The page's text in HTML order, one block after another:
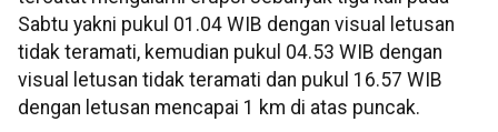
Sabtu yakni pukul 01.04 WIB dengan visual letusan
tidak teramati, kemudian pukul 04.53 WIB dengan
visual letusan tidak teramati dan pukul 16.57 WIB
dengan letusan mencapai 1 km di atas puncak.